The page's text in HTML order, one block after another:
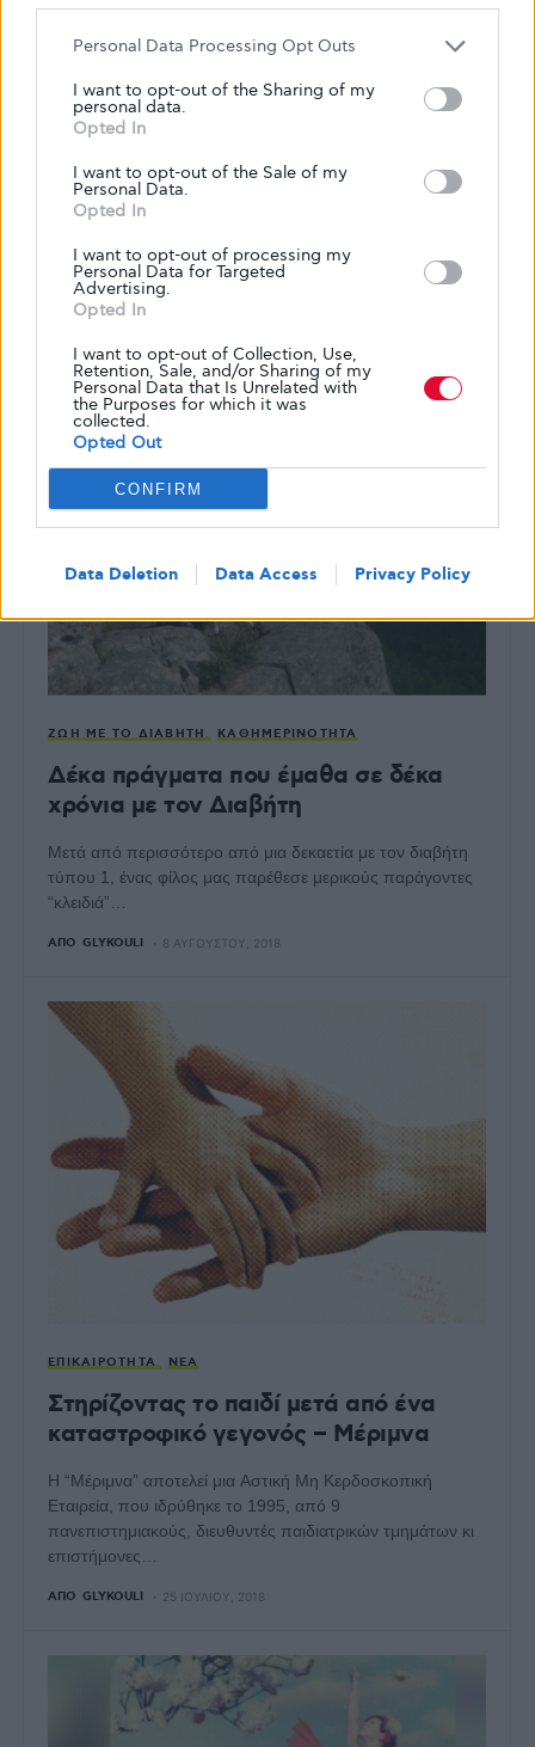
Personal Data Processing Opt Outs
I want to opt-out of the Sharing of my
personal data.
Opted In
I want to opt-out of the Sale of my
Personal Data.
Opted In
I want to opt-out of processing my
Personal Data for Targeted
Advertising.
Opted In
I want to opt-out of Collection, Use,
Retention, Sale, and/or Sharing of my
Personal Data that Is Unrelated with
the Purposes for which it was
collected.
Opted Out
CONFIRM
Data Deletion Data Access Privacy Policy
ΖΩΉ ΜΕ ΤΟ ΔΙΑΒΉΤΗ
3 μεγάλα οφέλη της ρουτίνας στην
αυτοδιαχείριση του διαβήτη
Παραδείγματα της ρουτίνας αυτοδιαχείρισης του διαβήτη
περιλαμβάνουν δράσεις όπως η ημερήσια ινσουλίνη ή η
λήψη χαπιών την ίδια…
ΑΠΌ GLYKOULI
ΖΩΉ ΜΕ ΤΟ ΔΙΑΒΉΤΗ ΚΑΘΗΜΕΡΙΝΌΤΗΤΑ
Δέκα πράγματα που έμαθα σε δέκα
χρόνια με τον Διαβήτη
Μετά από περισσότερο από μια δεκαετία με τον διαβήτη
τύπου 1, ένας φίλος μας παρέθεσε μερικούς παράγοντες
“κλειδιά”…
ΑΠΌ GLYKOULI 8 ΑΥΓΟΎΣΤΟΥ, 2018
ΕΠΙΚΑΙΡΌΤΗΤΑ ΝΈΑ
Στηρίζοντας το παιδί μετά από ένα
καταστροφικό γεγονός – Μέριμνα
Η “Μέριμνα” αποτελεί μια Αστική Μη Κερδοσκοπική
Εταιρεία, που ιδρύθηκε το 1995, από 9
πανεπιστημιακούς, διευθυντές παιδιατρικών τμημάτων κι
επιστήμονες…
ΑΠΌ GLYKOULI 25 ΙΟΥΛΊΟΥ, 2018